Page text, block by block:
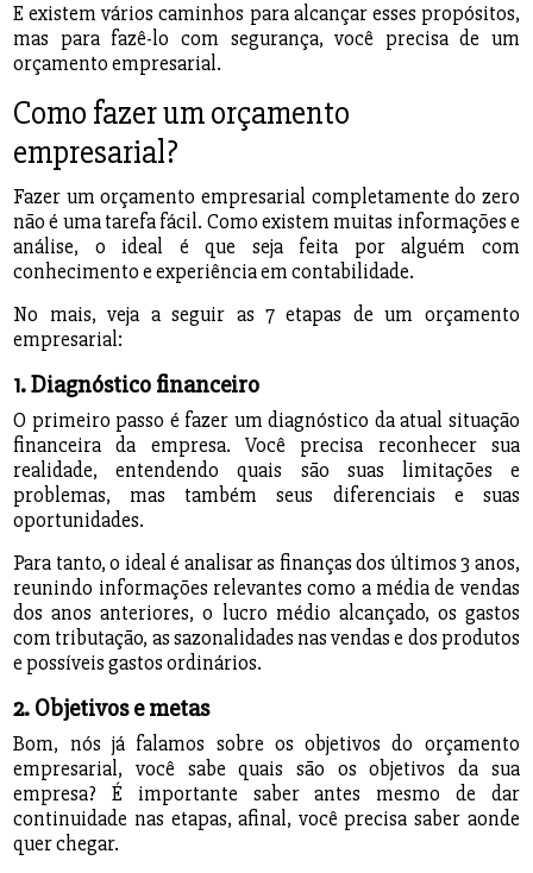
E existem vários caminhos para alcançar esses propósitos,
mas para fazê-lo com segurança, você precisa de um
orçamento empresarial.
Como fazer um orçamento
empresarial?
Fazer um orçamento empresarial completamente do zero
não é uma tarefa fácil. Como existem muitas informações e
análise, o ideal é que seja feita por alguém com
conhecimento e experiência em contabilidade.
No mais, veja a seguir as 7 etapas de um orçamento
empresarial:
1. Diagnóstico financeiro
O primeiro passo é fazer um diagnóstico da atual situação
financeira da empresa. Você precisa reconhecer sua
realidade, entendendo quais são suas limitações e
problemas, mas também seus diferenciais e suas
oportunidades.
Para tanto, o ideal é analisar as finanças dos últimos 3 anos,
reunindo informações relevantes como a média de vendas
dos anos anteriores, o lucro médio alcançado, os gastos
com tributação, as sazonalidades nas vendas e dos produtos
e possíveis gastos ordinários.
2. Objetivos e metas
Bom, nós já falamos sobre os objetivos do orçamento
empresarial, você sabe quais são os objetivos da sua
empresa? É importante saber antes mesmo de dar
continuidade nas etapas, afinal, você precisa saber aonde
quer chegar.